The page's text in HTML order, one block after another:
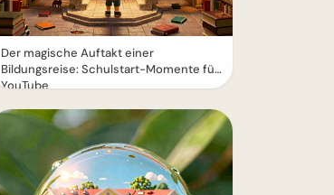
Der magische Auftakt einer
Bildungsreise: Schulstart-Momente für
YouTube